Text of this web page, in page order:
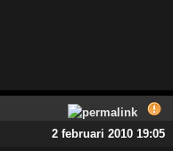
2 februari 2010 19:05